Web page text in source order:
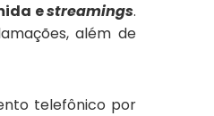
estreamings.
além de
telefônico por